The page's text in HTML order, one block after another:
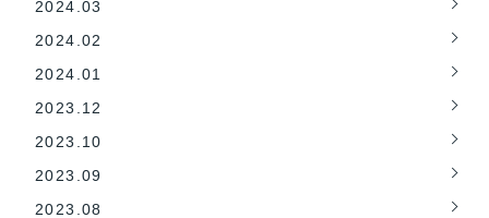
2024.03
2024.02
2024.01
2023.12
2023.10
2023.09
2023.08